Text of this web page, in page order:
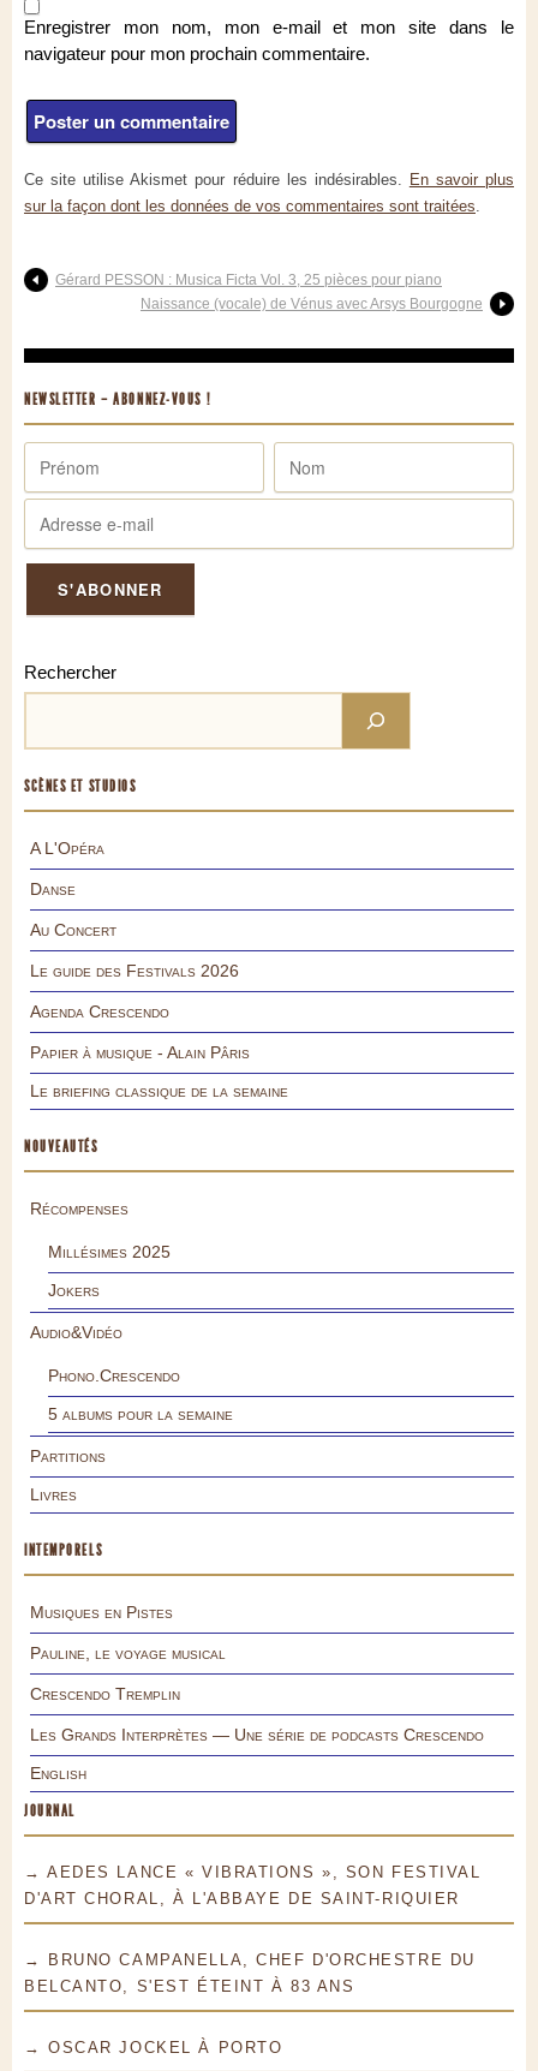
Enregistrer mon nom, mon e-mail et mon site dans le
navigateur pour mon prochain commentaire.
Ce site utilise Akismet pour réduire les indésirables. En savoir plus
sur la façon dont les données de vos commentaires sont traitées.
Gérard PESSON : Musica Ficta Vol. 3, 25 pièces pour piano
Naissance (vocale) de Vénus avec Arsys Bourgogne
NEWSLETTER – ABONNEZ-VOUS !
Rechercher
SCÈNES ET STUDIOS
A L'Opéra
Danse
Au Concert
Le guide des Festivals 2026
Agenda Crescendo
Papier à musique - Alain Pâris
Le briefing classique de la semaine
NOUVEAUTÉS
Récompenses
Millésimes 2025
Jokers
Audio&Vidéo
Phono.Crescendo
5 albums pour la semaine
Partitions
Livres
INTEMPORELS
Musiques en Pistes
Pauline, le voyage musical
Crescendo Tremplin
Les Grands Interprètes — Une série de podcasts Crescendo
English
JOURNAL
→ AEDES LANCE « VIBRATIONS », SON FESTIVAL
D'ART CHORAL, À L'ABBAYE DE SAINT-RIQUIER
→ BRUNO CAMPANELLA, CHEF D'ORCHESTRE DU
BELCANTO, S'EST ÉTEINT À 83 ANS
→ OSCAR JOCKEL À PORTO